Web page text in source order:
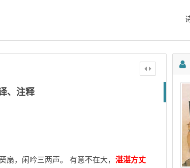
、注释
，闲吟三两声。 有意不在大， 湛湛方丈